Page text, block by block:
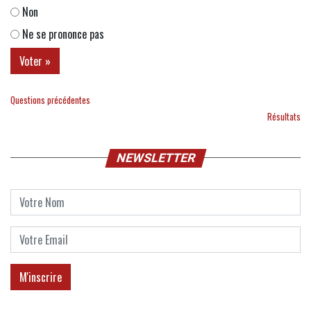
Non
Ne se prononce pas
Questions précédentes
Résultats
NEWSLETTER